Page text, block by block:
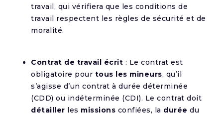
travail, qui vérifiera que les conditions de
travail respectent les règles de sécurité et de
moralité.
Contrat de travail écrit : Le contrat est
obligatoire pour tous les mineurs, qu’il
s’agisse d’un contrat à durée déterminée
(CDD) ou indéterminée (CDI). Le contrat doit
détailler les missions confiées, la durée du